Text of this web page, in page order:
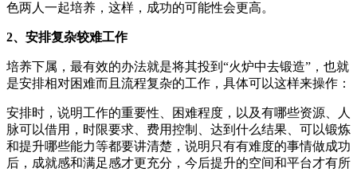
色两人一起培养，这样，成功的可能性会更高。
2、 安排复杂较难工作
培养下属，最有效的办法就是将其投到“火炉中去锻造”，也就
是安排相对困难而且流程复杂的工作，具体可以这样来操作：
安排时，说明工作的重要性、困难程度，以及有哪些资源、人
脉可以借用，时限要求、费用控制、达到什么结果、可以锻炼
和提升哪些能力等都要讲清楚，说明只有有难度的事情做成功
后，成就感和满足感才更充分，今后提升的空间和平台才有所